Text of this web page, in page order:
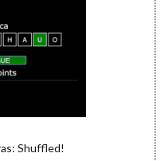
Shuffled!